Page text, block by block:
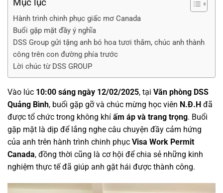
Hành trình chinh phục giấc mơ Canada
Buổi gặp mặt đầy ý nghĩa
DSS Group gửi tặng anh bó hoa tươi thắm, chúc anh thành
công trên con đường phía trước
Lời chúc từ DSS GROUP
Vào lúc 10:00 sáng ngày 12/02/2025, tại Văn phòng DSS
Quảng Bình, buổi gặp gỡ và chúc mừng học viên N.Đ.H đã
được tổ chức trong không khí ấm áp và trang trọng. Buổi
gặp mặt là dịp để lắng nghe câu chuyện đầy cảm hứng
của anh trên hành trình chinh phục Visa Work Permit
Canada, đồng thời cũng là cơ hội để chia sẻ những kinh
nghiệm thực tế đã giúp anh gặt hái được thành công.